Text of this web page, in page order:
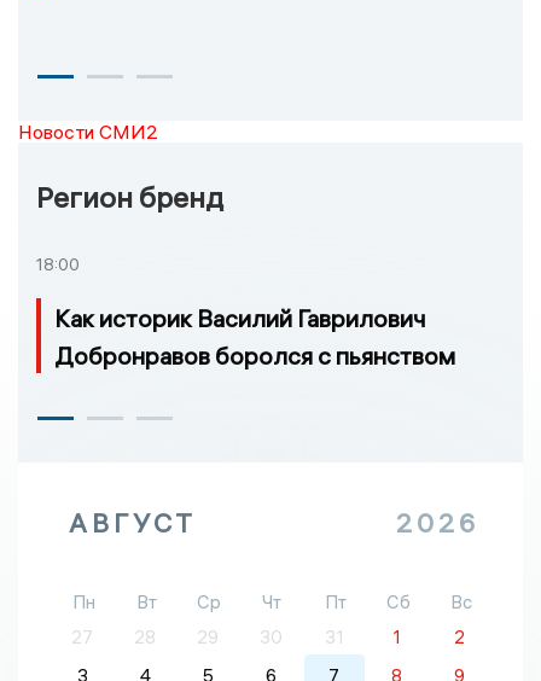
Новости СМИ2
Регион бренд
18:00
Как историк Василий Гаврилович
Добронравов боролся с пьянством
АВГУСТ 2026
Пн Вт Ср Чт Пт Сб
Вс
27
28 29 30 31 1
2
3
4 5 6 7 8 9